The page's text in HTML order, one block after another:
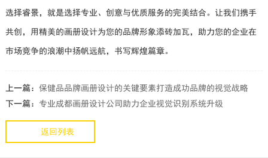
选择睿景，就是选择专业、创意与优质服务的完美结合。让我们携手
共创，用精美的画册设计为您的品牌形象添砖加瓦，助力您的企业在
市场竞争的浪潮中扬帆远航，书写辉煌篇章。
上一篇： 保健品品牌画册设计的关键要素打造成功品牌的视觉战略
下一篇： 专业成都画册设计公司助力企业视觉识别系统升级
返回列表